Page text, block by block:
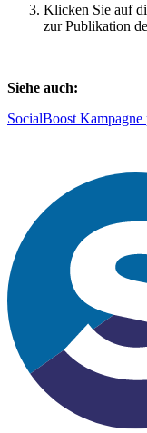
Klicken Sie auf
zur Publikation
Siehe auch:
SocialBoost Kampagne